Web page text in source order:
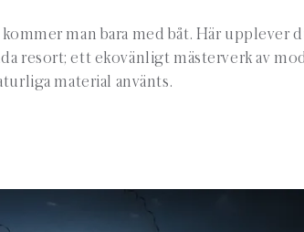
man bara med båt. Här upplever
resort; ett ekovänligt mästerverk av
material använts.